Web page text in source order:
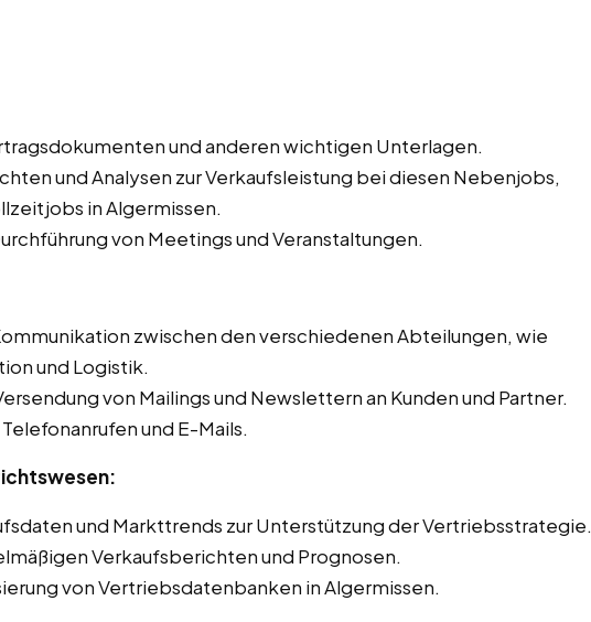
und anderen wichtigen Unterlagen.
und Analysen zur Verkaufsleistung bei diesen Nebenjobs,
in Algermissen.
von Meetings und Veranstaltungen.
zwischen den verschiedenen Abteilungen, wie
und Logistik.
von Mailings und Newslettern an Kunden und Partner.
und E-Mails.
und Markttrends zur Unterstützung der Vertriebsstrategie.
Verkaufsberichten und Prognosen.
von Vertriebsdatenbanken in Algermissen.